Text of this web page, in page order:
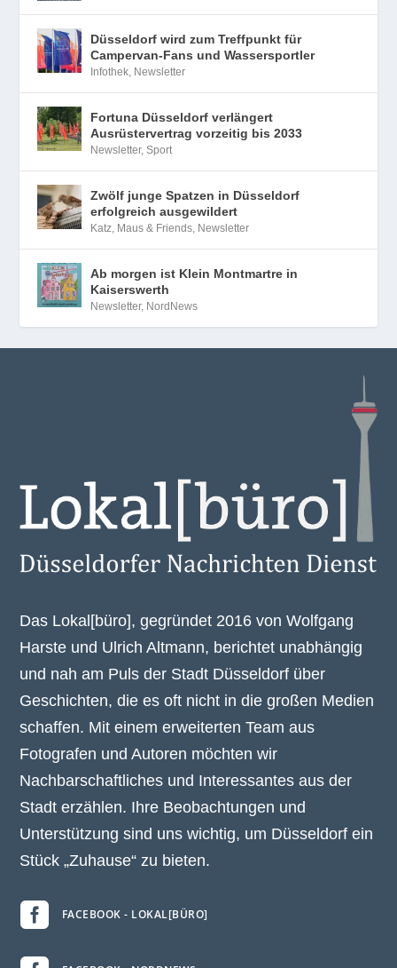
Düsseldorf wird zum Treffpunkt für
Campervan-Fans und Wassersportler
Infothek, Newsletter
Fortuna Düsseldorf verlängert
Ausrüstervertrag vorzeitig bis 2033
Newsletter,Sport
Zwölf junge Spatzen in Düsseldorf
erfolgreich ausgewildert
Katz, Maus & Friends, Newsletter
Ab morgen ist Klein Montmartre in
Kaiserswerth
Newsletter, NordNews
Das Lokal[büro], gegründet 2016 von Wolfgang
Harste und Ulrich Altmann, berichtet unabhängig
und nah am Puls der Stadt Düsseldorf über
Geschichten, die es oft nicht in die großen Medien
schaffen. Mit einem erweiterten Team aus
Fotografen und Autoren möchten wir
Nachbarschaftliches und Interessantes aus der
Stadt erzählen. Ihre Beobachtungen und
Unterstützung sind uns wichtig, um Düsseldorf ein
Stück „Zuhause“ zu bieten.
 FACEBOOK - LOKAL[BÜRO]